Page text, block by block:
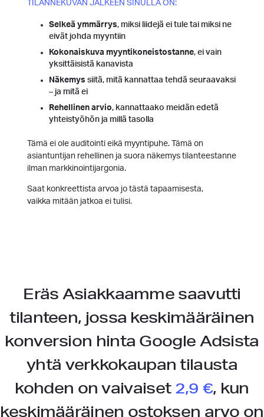
TILANNEKUVAN JÄLKEEN SINULLA ON:
Selkeä ymmärrys, miksi liidejä ei tule tai miksi ne
eivät johda myyntiin
Kokonaiskuva myyntikoneistostanne, ei vain
yksittäisistä kanavista
Näkemys siitä, mitä kannattaa tehdä seuraavaksi
– ja mitä ei
Rehellinen arvio, kannattaako meidän edetä
yhteistyöhön ja millä tasolla
Tämä ei ole auditointi eikä myyntipuhe. Tämä on
asiantuntijan rehellinen ja suora näkemys tilanteestanne
ilman markkinointijargonia.
Saat konkreettista arvoa jo tästä tapaamisesta,
vaikka mitään jatkoa ei tulisi.
Eräs Asiakkaamme saavutti
tilanteen, jossa keskimääräinen
konversion hinta Google Adsista
yhtä verkkokaupan tilausta
kohden on vaivaiset 2,9 €, kun
keskimääräinen ostoksen arvo on